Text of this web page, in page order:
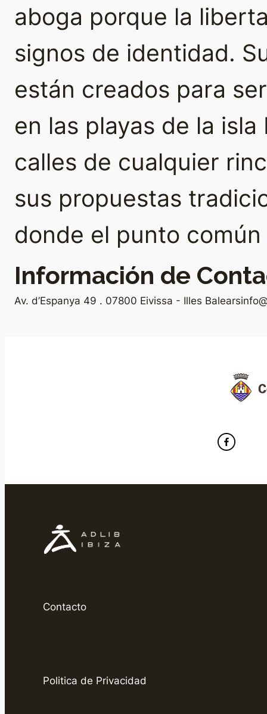
aboga porque la
signos de identidad.
están creados para
en las playas de la
calles de cualquier
sus propuestas
donde el punto
Información de
Av. d’Espanya 49 . 07800 Eivissa - Illes Balears
Contacto
Politica de Privacidad